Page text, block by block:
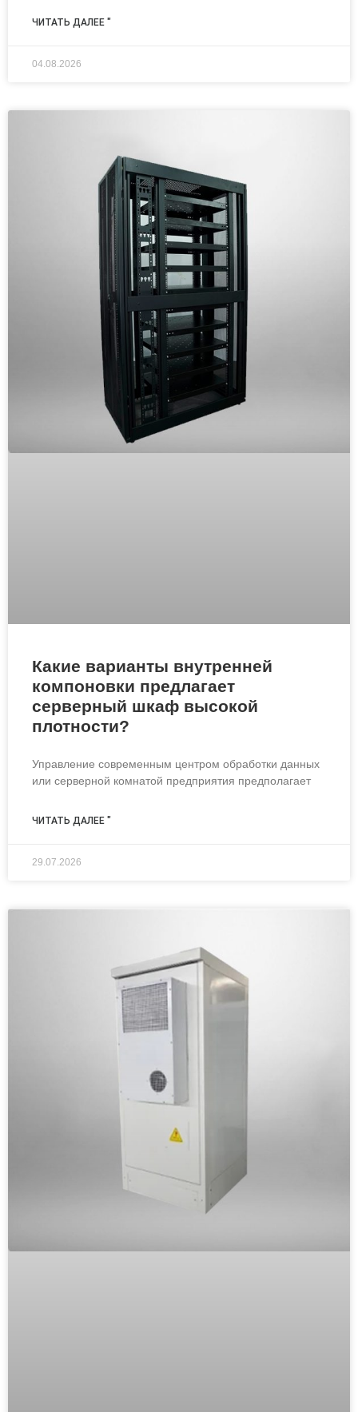
ЧИТАТЬ ДАЛЕЕ "
04.08.2026
Какие варианты внутренней
компоновки предлагает
серверный шкаф высокой
плотности?
Управление современным центром обработки данных
или серверной комнатой предприятия предполагает
ЧИТАТЬ ДАЛЕЕ "
29.07.2026